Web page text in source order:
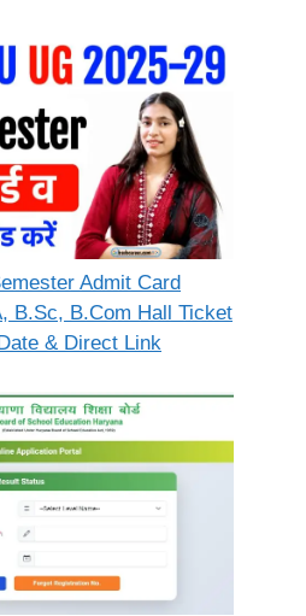
Admit Card
B.Sc, B.Com Hall Ticket
& Direct Link